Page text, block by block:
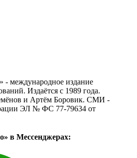
- международное издание
Издаётся с 1989 года.
и Артём Боровик. CМИ -
ЭЛ № ФС 77-79634 от
в Мессенджерах: